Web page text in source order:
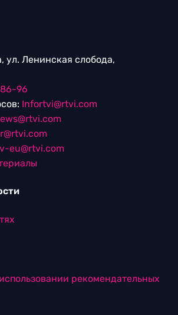
ул. Ленинская слобода,
96
Infortvi@rtvi.com
eu@rtvi.com
рекомендательных